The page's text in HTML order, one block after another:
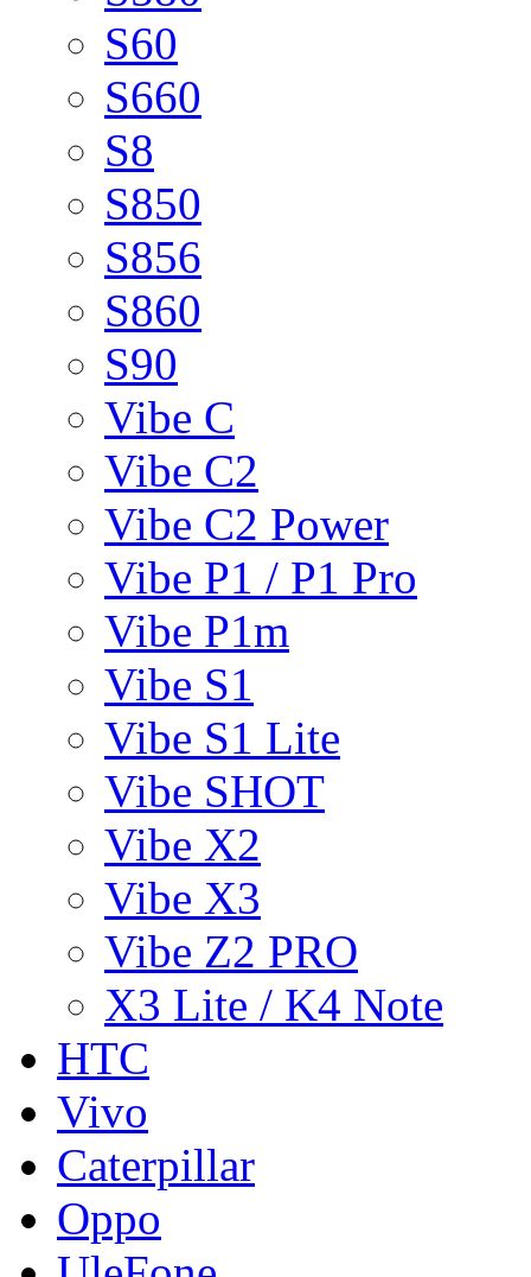
S60
S660
S8
S850
S856
S860
S90
Vibe C
Vibe C2
Vibe C2 Power
Vibe P1 / P1 Pro
Vibe P1m
Vibe S1
Vibe S1 Lite
Vibe SHOT
Vibe X2
Vibe X3
Vibe Z2 PRO
X3 Lite / K4 Note
HTC
Vivo
Caterpillar
Oppo